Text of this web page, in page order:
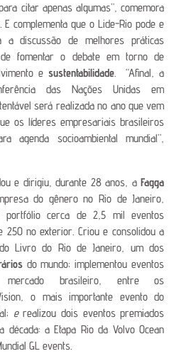
citar apenas algumas”, comemora
. E complementa que o Lide-Rio pode e
a discussão de melhores práticas
fomentar o debate em torno de
esustentabilidade. “Afinal, a
das Nações Unidas em
será realizada no ano que vem
os líderes empresariais brasileiros
agenda socioambiental mundial”,
e dirigiu, durante 28 anos, aFagga
do gênero no Rio de Janeiro,
portfólio cerca de 2,5 mil eventos
250 no exterior. Criou e consolidou a
Livro do Rio de Janeiro, um dos
do mundo; implementou eventos
mercado brasileiro, entre os
o mais importante evento do
erealizou dois eventos premiados
década: a Etapa Rio da Volvo Ocean
GL events.